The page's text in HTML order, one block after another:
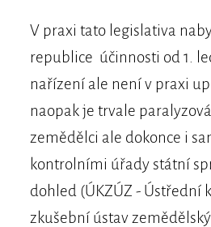
V praxi tato legislativa
republice účinnosti od 1.
nařízení ale není v praxi
naopak je trvale
zemědělci ale dokonce i
kontrolními úřady státní
dohled (ÚKZÚZ - Ústřední
zkušební ústav